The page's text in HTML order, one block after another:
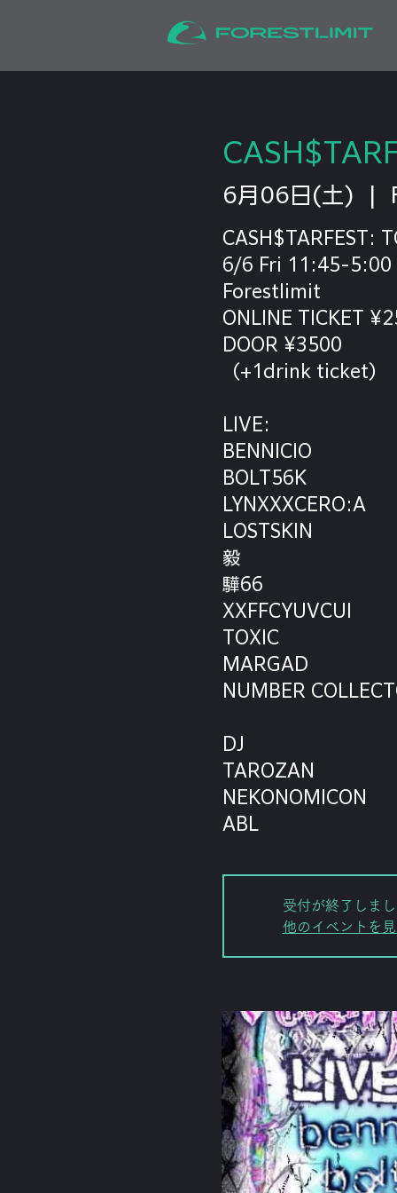
6月06日(土)
CASH$TARFEST:
6/6 Fri 11:45-5:00
Forestlimit
ONLINE TICKET
DOOR ¥3500
（+1drink ticket）
LIVE:
BENNICIO
BOLT56K
LYNXXXCERO:A
LOSTSKIN
毅
驊66
XXFFCYUVCUI
TOXIC
MARGAD
NUMBER
DJ
TAROZAN
NEKONOMICON
ABL
受付が終了しま
他のイベントを